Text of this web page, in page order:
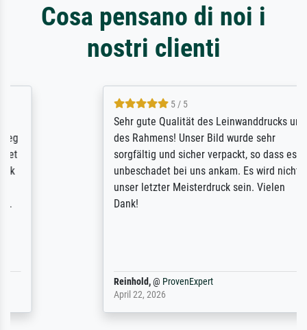
Cosa pensano di noi i
nostri clienti
5 / 5
Sehr gute Qualität des Leinwanddrucks und
des Rahmens! Unser Bild wurde sehr
sorgfältig und sicher verpackt, so dass es
unbeschadet bei uns ankam. Es wird nicht
unser letzter Meisterdruck sein. Vielen
ProvenExpert